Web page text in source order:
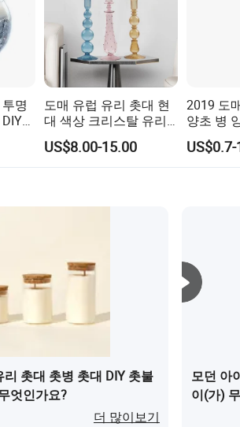
장뿐만 아니라 모든 종류의 음식, 음료,
되는 환경 친화적인 제품, 유리병 및 컨
하고 건강한 포장재는 전 세계 사람들
합되지 않도록 생산 원료의 선택과 검
다. 동시에, 당사는 완제품에 대한 무작
행하거나 테스트를 위해 국제적으로
관에 제품을 제출하여 당사 제품이 안
합니다.
명
도매 유럽 유리 촛대 현
대 색상 크리스탈 유리
촛대
US$8.00-15.00
2019 도
양초 병
포함
촛대 촛병 촛대 DIY 촛불
엇인가요?
더 많이보기
모던 아
이(가)